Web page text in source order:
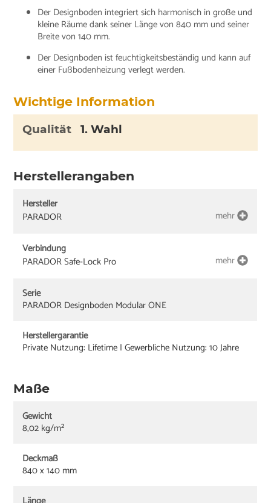
Der Designboden integriert sich harmonisch in große und
kleine Räume dank seiner Länge von 840 mm und seiner
Breite von 140 mm.
Der Designboden ist feuchtigkeitsbeständig und kann auf
einer Fußbodenheizung verlegt werden.
Wichtige Information
Qualität 1. Wahl
Herstellerangaben
Hersteller
PARADOR
mehr
Verbindung
PARADOR Safe-Lock Pro
mehr
Serie
PARADOR Designboden Modular ONE
Herstellergarantie
Private Nutzung: Lifetime | Gewerbliche Nutzung: 10 Jahre
Maße
Gewicht
8,02 kg/m²
Deckmaß
840 x 140 mm